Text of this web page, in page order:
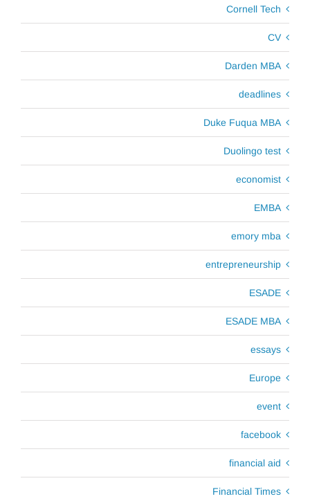
Cornell Tech
CV
Darden MBA
deadlines
Duke Fuqua MBA
Duolingo test
economist
EMBA
emory mba
entrepreneurship
ESADE
ESADE MBA
essays
Europe
event
facebook
financial aid
Financial Times